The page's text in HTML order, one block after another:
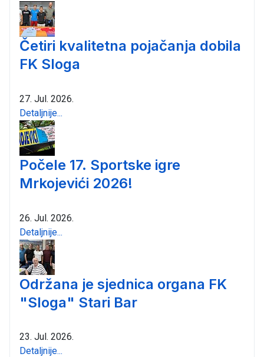
Četiri kvalitetna pojačanja dobila
FK Sloga
27. Jul. 2026.
Detaljnije...
Počele 17. Sportske igre
Mrkojevići 2026!
26. Jul. 2026.
Detaljnije...
Održana je sjednica organa FK
"Sloga" Stari Bar
23. Jul. 2026.
Detaljnije...